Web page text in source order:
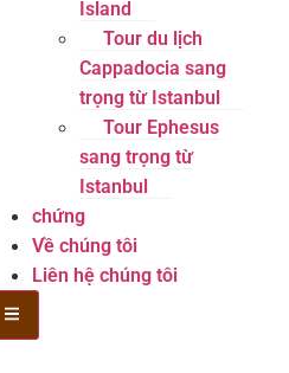
Island
Tour du lịch
Cappadocia sang
trọng từ Istanbul
Tour Ephesus
sang trọng từ
Istanbul
chứng
Về chúng tôi
Liên hệ chúng tôi
Bánh mì Toggle Menu